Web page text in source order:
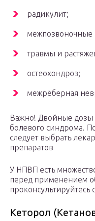
радикулит;
межпозвоночные
травмы и
остеохондроз;
межрёберная
Важно! Двойные дозы
болевого синдрома.
следует выбрать
препаратов
У НПВП есть
перед применением
проконсультируйтесь
Кеторол